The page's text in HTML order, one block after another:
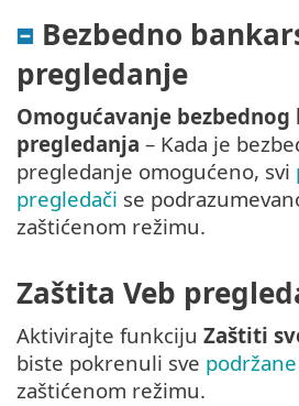
Bezbedno
pregledanje
Omogućavanje
pregledanja – Kada je
pregledanje omogućeno, svi
pregledači se
zaštićenom režimu.
Zaštita Veb
Aktivirajte funkciju Zaštiti
biste pokrenuli sve
zaštićenom režimu.